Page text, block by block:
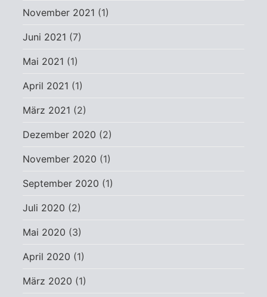
November 2021 (1)
Juni 2021 (7)
Mai 2021 (1)
April 2021 (1)
März 2021 (2)
Dezember 2020 (2)
November 2020 (1)
September 2020 (1)
Juli 2020 (2)
Mai 2020 (3)
April 2020 (1)
März 2020 (1)